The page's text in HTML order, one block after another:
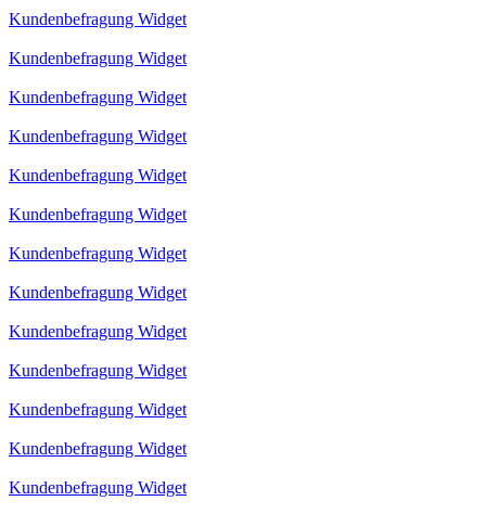
Kundenbefragung Widget
Kundenbefragung Widget
Kundenbefragung Widget
Kundenbefragung Widget
Kundenbefragung Widget
Kundenbefragung Widget
Kundenbefragung Widget
Kundenbefragung Widget
Kundenbefragung Widget
Kundenbefragung Widget
Kundenbefragung Widget
Kundenbefragung Widget
Kundenbefragung Widget